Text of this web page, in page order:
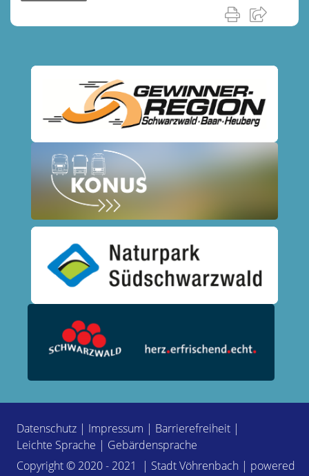
Datenschutz | Impressum | Barrierefreiheit |
Leichte Sprache | Gebärdensprache
Copyright © 2020 - 2021 | Stadt Vöhrenbach | powered